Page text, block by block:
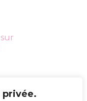
privée.